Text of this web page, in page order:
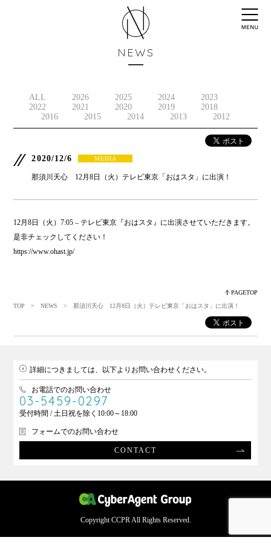
NEWS
ALL 2026 2025 2024
2023
2022
2021 2020 2019
2018
2016
2015 2014 2013 2012
2020/12/6 MEDIA
那須川天心 12月8日（火）テレビ東京「おはスタ」に出演！
12月8日（火）7:05 – テレビ東京『おはスタ』に出演させていただきます。
是非チェックしてください！
https://www.ohast.jp/
PAGETOP
TOP
>NEWS > 那須川天心 12月8日（火）テレビ東京「おはスタ」に出演！
詳細につきましては、以下よりお問い合わせください。
お電話でのお問い合わせ
03-5459-0297
受付時間 / 土日祝を除く10:00～18:00
フォームでのお問い合わせ
CONTACT
Copyright CCPR All Rights Reserved.